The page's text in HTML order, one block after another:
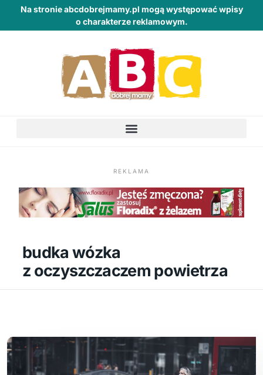
Na stronie abcdobrejmamy.pl mogą występować wpisy
o charakterze reklamowym.
REKLAMA
budka wózka
z oczyszczaczem powietrza